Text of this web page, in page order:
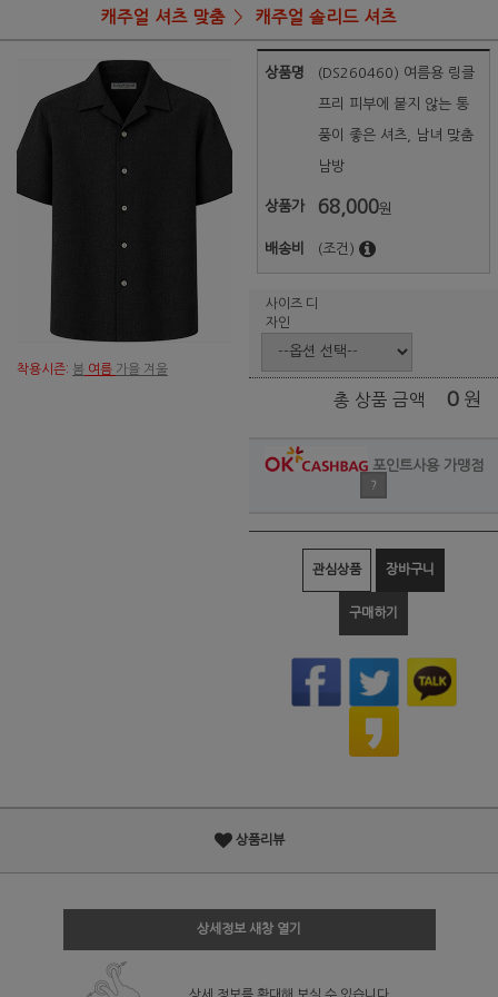
캐주얼 셔츠 맞춤 캐주얼 솔리드 셔츠
착용시즌: 봄 여름 가을 겨울
상품명 (DS260460) 여름용 링클
프리 피부에 붙지 않는 통
풍이 좋은 셔츠, 남녀 맞춤
남방
상품가 68,000원
배송비 (조건)
사이즈 디
자인
총 상품 금액 0 원
포인트사용 가맹점
?
관심상품 장바구니
구매하기
상품리뷰
상세정보 새창 열기